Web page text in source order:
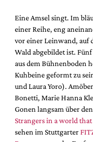
Podcast
Service
Shop / Abo
Newsletter
Redaktion
Autor:innen
Partner
Mediadaten
Suche
Eine Amsel singt. Im
einer Reihe, eng
vor einer Leinwand, auf
Wald abgebildet ist.
aus dem Bühnenboden
Kuhbeine geformt zu
und Laura Yoro).
Bonetti, Marie Hanna
Gonen langsam über
Strangers in a world
sehen im Stuttgarter